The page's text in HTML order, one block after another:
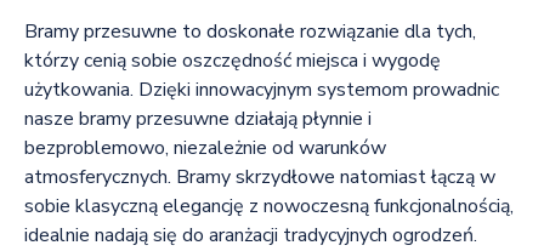
Bramy przesuwne to doskonałe rozwiązanie dla tych,
którzy cenią sobie oszczędność miejsca i wygodę
użytkowania. Dzięki innowacyjnym systemom prowadnic
nasze bramy przesuwne działają płynnie i
bezproblemowo, niezależnie od warunków
atmosferycznych. Bramy skrzydłowe natomiast łączą w
sobie klasyczną elegancję z nowoczesną funkcjonalnością,
idealnie nadają się do aranżacji tradycyjnych ogrodzeń.